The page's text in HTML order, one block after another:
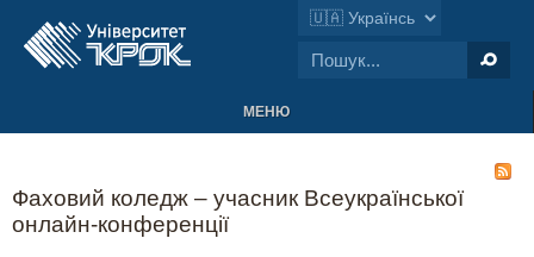
МЕНЮ
Фаховий коледж – учасник Всеукраїнської
онлайн-конференції